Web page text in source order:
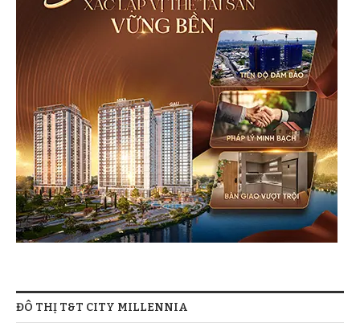
ĐÔ THỊ T&T CITY MILLENNIA